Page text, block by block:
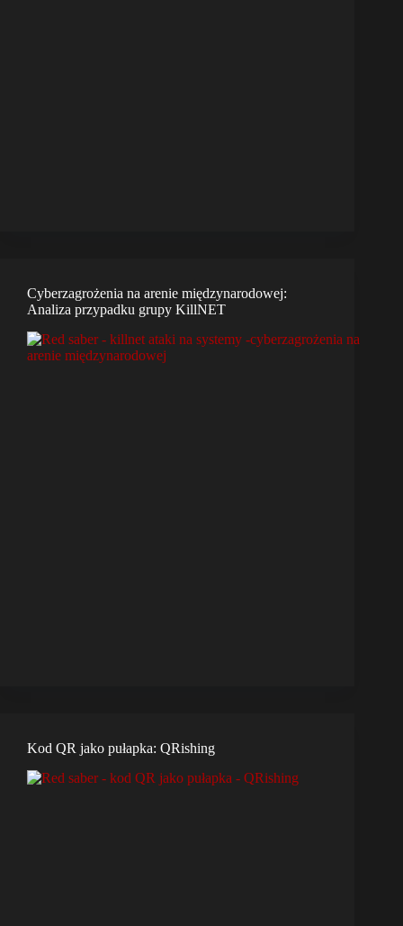
Cyberzagrożenia na arenie międzynarodowej:
Analiza przypadku grupy KillNET
Kod QR jako pułapka: QRishing